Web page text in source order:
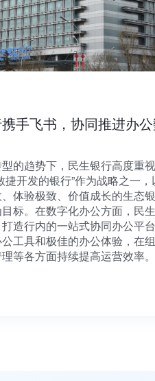
行携手飞书，协同推进
化转型的趋势下，民生银行高
将“敏捷开发的银行”作为战略
高效、体验极致、价值成长的
行为目标。在数字化办公方面
书，打造行内的一站式协同办
的办公工具和极佳的办公体验
务管理等各方面持续提高运营